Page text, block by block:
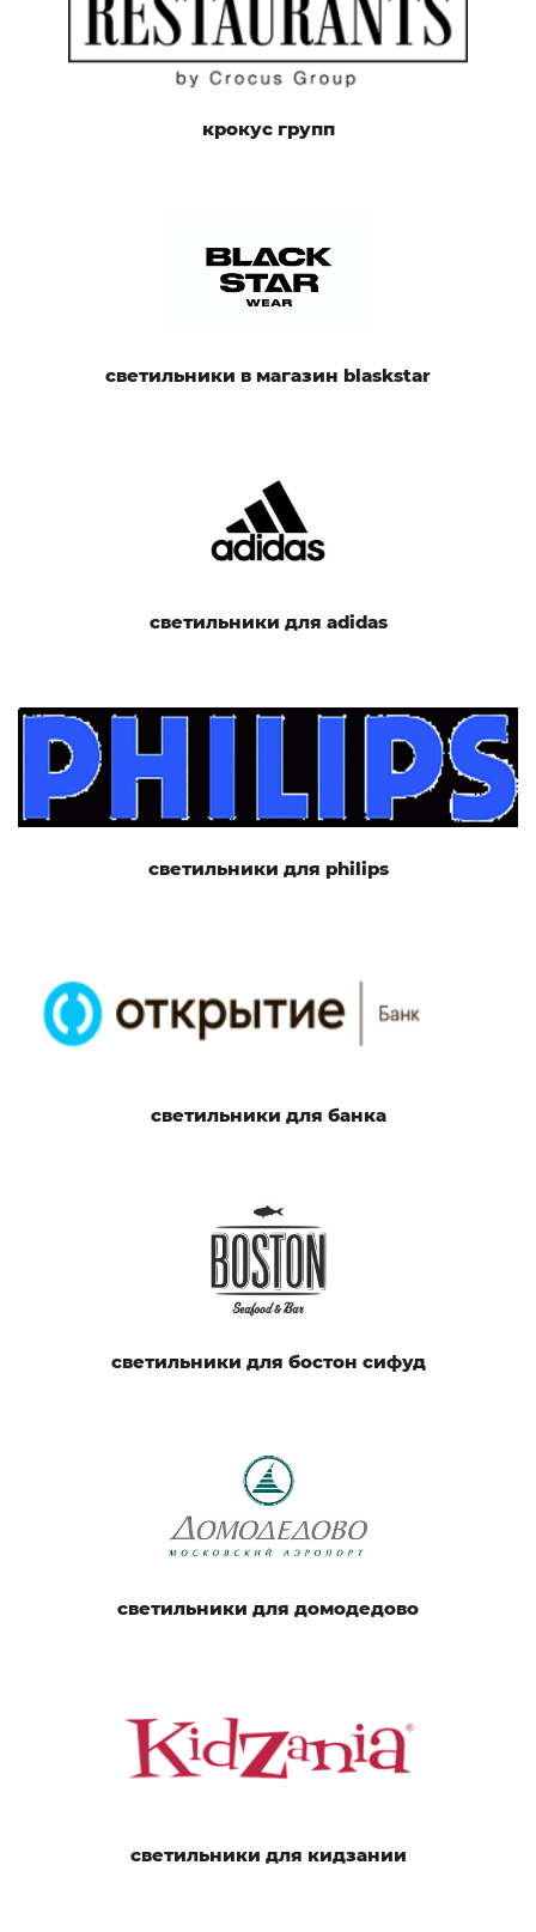
крокус групп
светильники в магазин blaskstar
светильники для adidas
светильники для philips
светильники для банка
светильники для бостон сифуд
светильники для домодедово
светильники для кидзании